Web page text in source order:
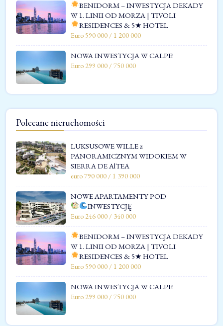
BENIDORM – INWESTYCJA DEKADY
W 1. LINII OD MORZA | TIVOLI
RESIDENCES & 5★ HOTEL
Euro 590 000 / 1 200 000
NOWA INWESTYCJA W CALPE!
Euro 299 000 / 750 000
Polecane nieruchomości
LUKSUSOWE WILLE z
PANORAMICZNYM WIDOKIEM W
SIERRA DE AlTEA
euro 790 000 / 1 390 000
NOWE APARTAMENTY POD
INWESTYCJĘ
Euro 246 000 / 340 000
BENIDORM – INWESTYCJA DEKADY
W 1. LINII OD MORZA | TIVOLI
RESIDENCES & 5★ HOTEL
Euro 590 000 / 1 200 000
NOWA INWESTYCJA W CALPE!
Euro 299 000 / 750 000